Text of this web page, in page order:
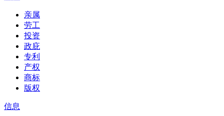
亲属
劳工
投资
政庇
专利
产权
商标
版权
信息